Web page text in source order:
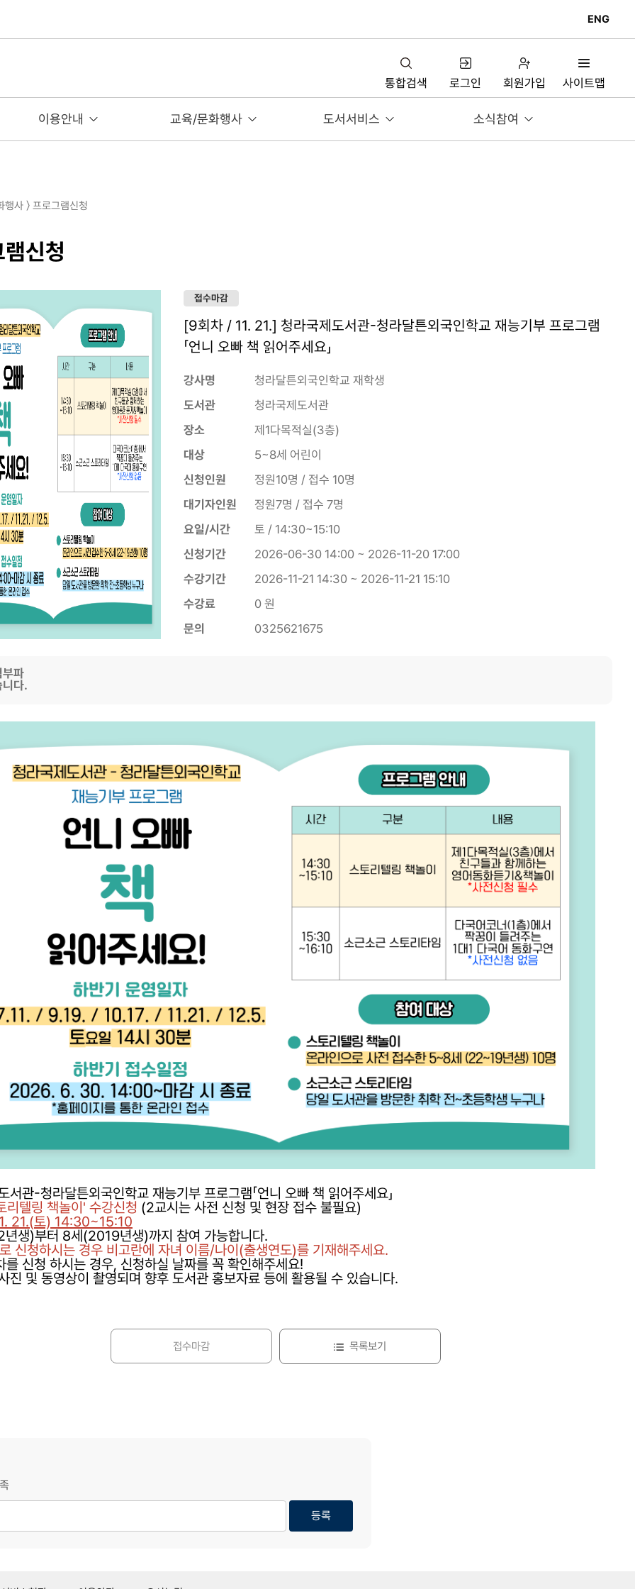
ENG
통합검색 로그인 회원가입 사이트맵
이용안내 교육/문화행사 도서서비스 소식참여
행사 〉 프로그램신청
신청
접수마감
[9회차 / 11. 21.] 청라국제도서관-청라달튼외국인학교 재능기부 프로그램
「언니 오빠 책 읽어주세요」
강사명
청라달튼외국인학교 재학생
도서관
청라국제도서관
장소
제1다목적실(3층)
대상
5~8세 어린이
신청인원
정원10명 / 접수 10명
대기자인원
정원7명 / 접수 7명
요일/시간
토 / 14:30~15:10
신청기간
2026-06-30 14:00 ~ 2026-11-20 17:00
수강기간
2026-11-21 14:30 ~ 2026-11-21 15:10
수강료
0 원
문의
0325621675
부파
니다.
서관-청라달튼외국인학교 재능기부 프로그램「언니 오빠 책 읽어주세요」
리텔링 책놀이' 수강신청 (2교시는 사전 신청 및 현장 접수 불필요)
21.(토) 14:30~15:10
생)부터 8세(2019년생)까지 참여 가능합니다.
신청하시는 경우 비고란에 자녀 이름/나이(출생연도)를 기재해주세요.
를 신청 하시는 경우, 신청하실 날짜를 꼭 확인해주세요!
진 및 동영상이 촬영되며 향후 도서관 홍보자료 등에 활용될 수 있습니다.
접수마감 목록보기
등록